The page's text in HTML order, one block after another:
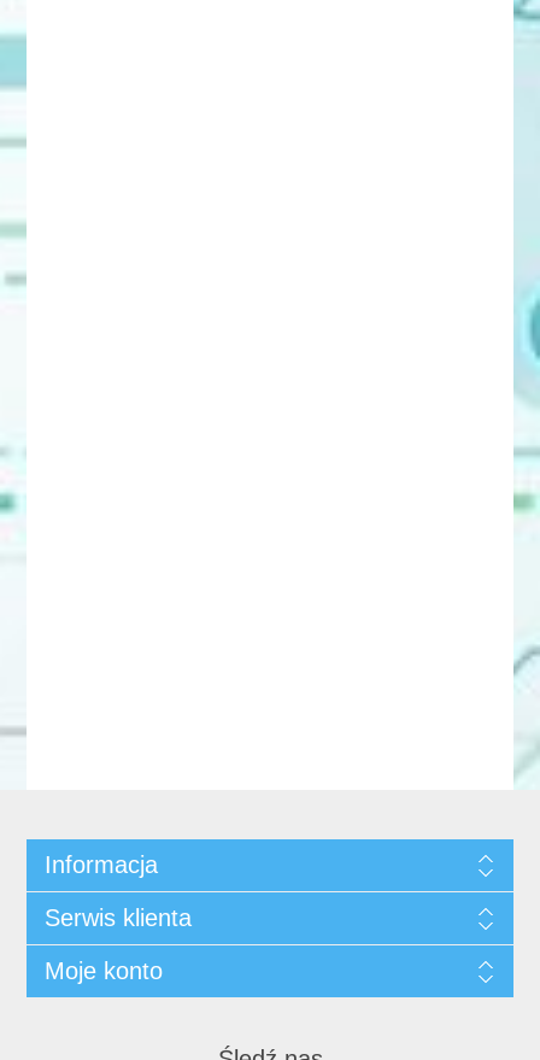
Informacja
Serwis klienta
Moje konto